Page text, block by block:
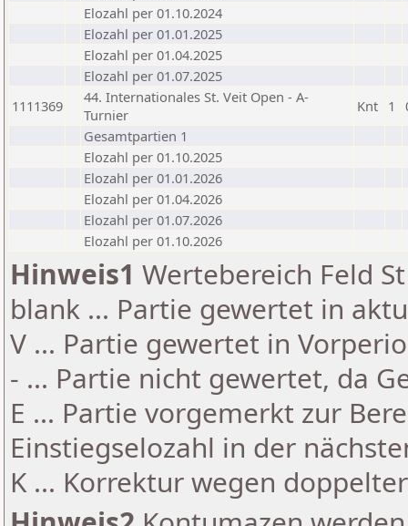
Elozahl per 01.10.2024
Elozahl per 01.01.2025
Elozahl per 01.04.2025
Elozahl per 01.07.2025
1111369
44. Internationales St. Veit Open - A-
Turnier
Knt 1
Gesamtpartien 1
Elozahl per 01.10.2025
Elozahl per 01.01.2026
Elozahl per 01.04.2026
Elozahl per 01.07.2026
Elozahl per 01.10.2026
Hinweis1 Wertebereich Feld
blank ... Partie gewertet in
V ... Partie gewertet in
- ... Partie nicht gewertet, da
E ... Partie vorgemerkt zur
Einstiegselozahl in der
K ... Korrektur wegen